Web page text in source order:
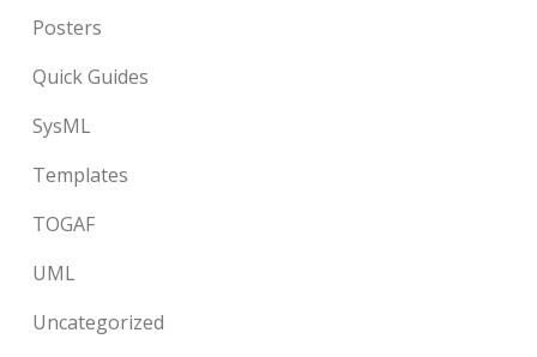
Posters
Quick Guides
SysML
Templates
TOGAF
UML
Uncategorized